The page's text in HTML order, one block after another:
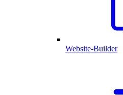
Website-Builder